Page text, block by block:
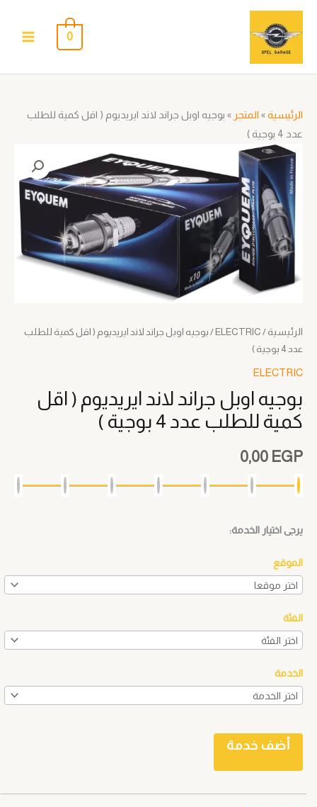
تخطي
المحتوى
0
الرئيسية» المتجر » بوجيه اوبل جراند لاند ايريديوم ( اقل كمية للطلب
عدد 4 بوجية )
الرئيسية /
ELECTRIC / بوجيه اوبل جراند لاند ايريديوم ( اقل كمية للطلب
عدد 4 بوجية )
ELECTRIC
بوجيه اوبل جراند لاند ايريديوم ( اقل
كمية للطلب عدد 4 بوجية )
0,00 EGP
يرجى اختيار الخدمة:
الموقع
الفئة
الخدمة
أضف خدمة
كمية
بوجيه
اوبل
جراند
لاند
ايريديوم
اقل